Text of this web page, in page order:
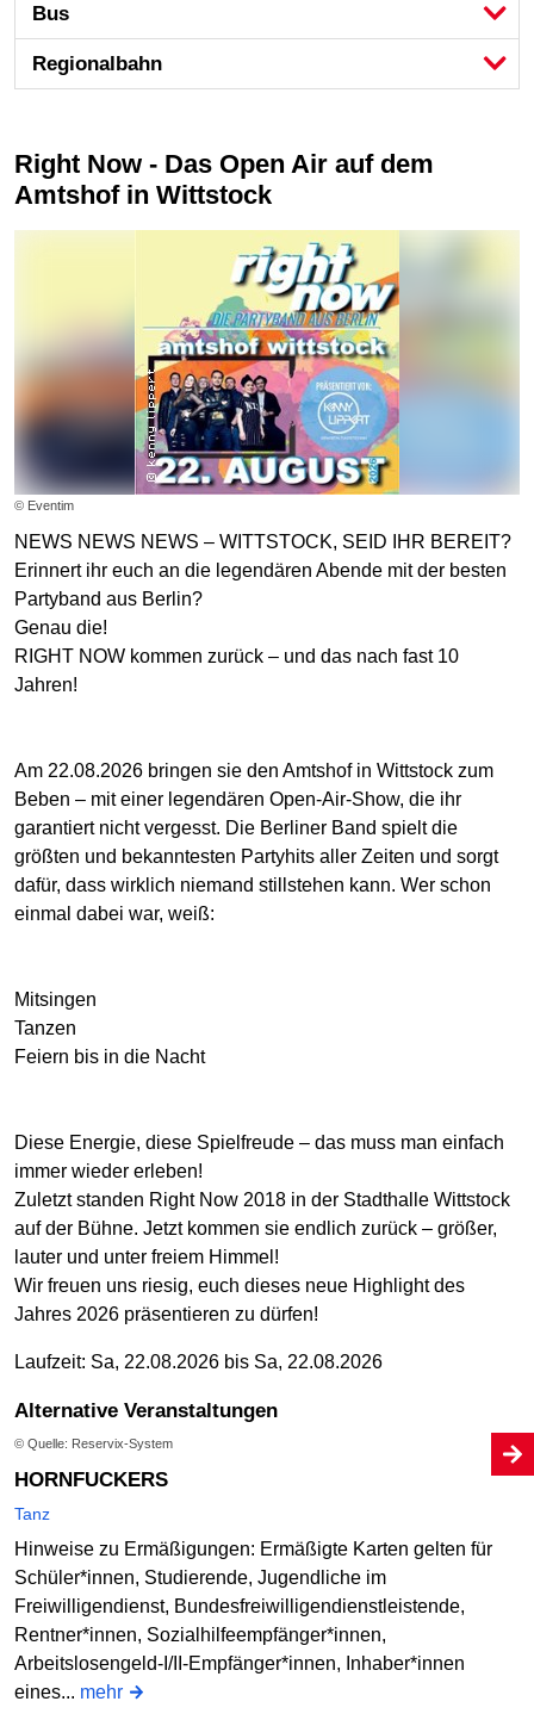
Bus
Regional­bahn
Right Now - Das Open Air auf dem
Amtshof in Wittstock
© Eventim
NEWS NEWS NEWS – WITTSTOCK, SEID IHR BEREIT?
Erinnert ihr euch an die legendären Abende mit der besten
Partyband aus Berlin?
Genau die!
RIGHT NOW kommen zurück – und das nach fast 10
Jahren!
Am 22.08.2026 bringen sie den Amtshof in Wittstock zum
Beben – mit einer legendären Open-Air-Show, die ihr
garantiert nicht vergesst. Die Berliner Band spielt die
größten und bekanntesten Partyhits aller Zeiten und sorgt
dafür, dass wirklich niemand stillstehen kann. Wer schon
einmal dabei war, weiß:
Mitsingen
Tanzen
Feiern bis in die Nacht
Diese Energie, diese Spielfreude – das muss man einfach
immer wieder erleben!
Zuletzt standen Right Now 2018 in der Stadthalle Wittstock
auf der Bühne. Jetzt kommen sie endlich zurück – größer,
lauter und unter freiem Himmel!
Wir freuen uns riesig, euch dieses neue Highlight des
Jahres 2026 präsentieren zu dürfen!
Laufzeit: Sa, 22.08.2026 bis Sa, 22.08.2026
Alternative Veranstaltungen
© Quelle: Reservix-System
HORNFUCKERS
Tanz
Hinweise zu Ermäßigungen: Ermäßigte Karten gelten für
Schüler*innen, Studierende, Jugendliche im
Freiwilligendienst, Bundesfreiwilligendienstleistende,
Rentner*innen, Sozialhilfeempfänger*innen,
Arbeitslosengeld-I/II-Empfänger*innen, Inhaber*innen
eines... mehr